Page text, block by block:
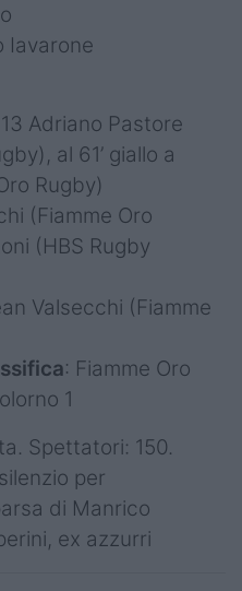
Iavarone
Adriano Pastore
al 61’ giallo a
Rugby)
(Fiamme Oro
(HBS Rugby
Valsecchi (Fiamme
: Fiamme Oro
1
Spettatori: 150.
per
di Manrico
ex azzurri